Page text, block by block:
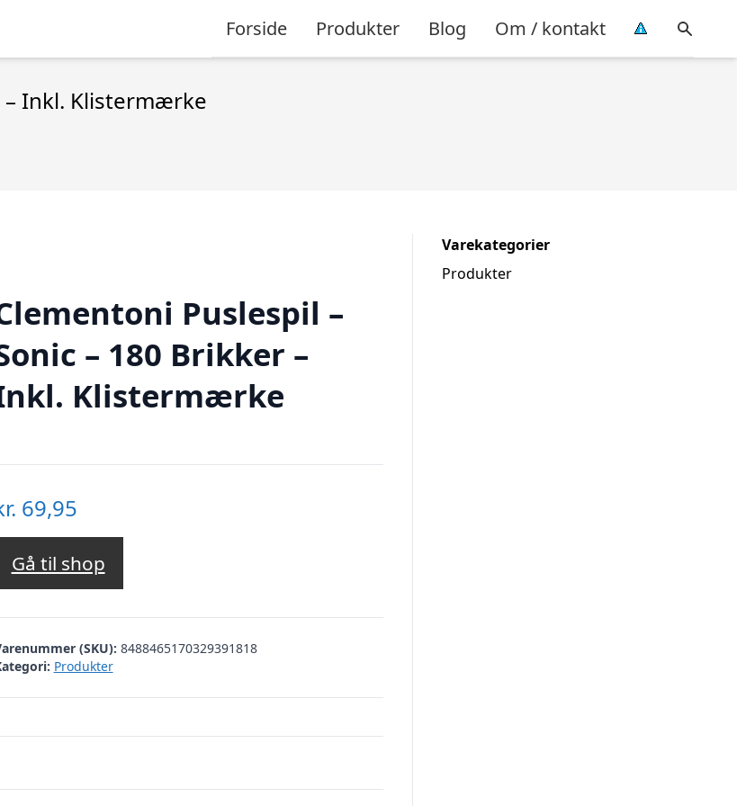
Forside Produkter Blog Om / kontakt
– Inkl. Klistermærke
Puslespil –
– 180 Brikker –
Klistermærke
69,95
Gå til shop
(SKU): 8488465170329391818
Produkter
Varekategorier
Produkter